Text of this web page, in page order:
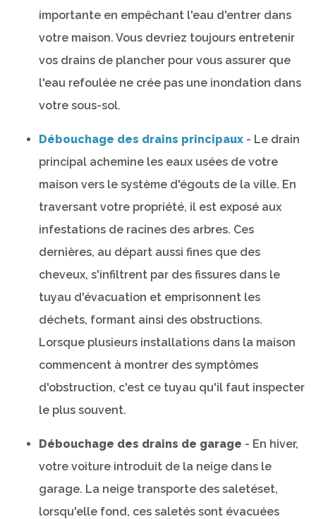
importante en empêchant l'eau d'entrer dans
votre maison. Vous devriez toujours entretenir
vos drains de plancher pour vous assurer que
l'eau refoulée ne crée pas une inondation dans
votre sous-sol.
Débouchage des drains principaux - Le drain
principal achemine les eaux usées de votre
maison vers le système d'égouts de la ville. En
traversant votre propriété, il est exposé aux
infestations de racines des arbres. Ces
dernières, au départ aussi fines que des
cheveux, s'infiltrent par des fissures dans le
tuyau d'évacuation et emprisonnent les
déchets, formant ainsi des obstructions.
Lorsque plusieurs installations dans la maison
commencent à montrer des symptômes
d'obstruction, c'est ce tuyau qu'il faut inspecter
le plus souvent.
Débouchage des drains de garage - En hiver,
votre voiture introduit de la neige dans le
garage. La neige transporte des saletéset,
lorsqu'elle fond, ces saletés sont évacuées